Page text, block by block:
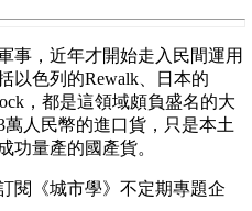
事，近年才開始走入民間運用
以色列的Rewalk、日本的
，都是這領域頗負盛名的大
人民幣的進口貨，只是本土
功量產的國產貨。
閱《城市學》不定期專題企